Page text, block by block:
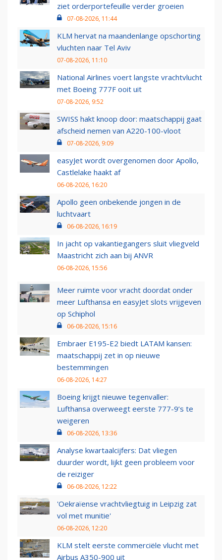
ziet orderportefeuille verder groeien
07-08-2026, 11:44
KLM hervat na maandenlange opschorting
vluchten naar Tel Aviv
07-08-2026, 11:10
National Airlines voert langste vrachtvlucht
met Boeing 777F ooit uit
07-08-2026, 9:52
SWISS hakt knoop door: maatschappij gaat
afscheid nemen van A220-100-vloot
07-08-2026, 9:09
easyJet wordt overgenomen door Apollo,
Castlelake haakt af
06-08-2026, 16:20
Apollo geen onbekende jongen in de
luchtvaart
06-08-2026, 16:19
In jacht op vakantiegangers sluit vliegveld
Maastricht zich aan bij ANVR
06-08-2026, 15:56
Meer ruimte voor vracht doordat onder
meer Lufthansa en easyJet slots vrijgeven
op Schiphol
06-08-2026, 15:16
Embraer E195-E2 biedt LATAM kansen:
maatschappij zet in op nieuwe
bestemmingen
06-08-2026, 14:27
Boeing krijgt nieuwe tegenvaller:
Lufthansa overweegt eerste 777-9’s te
weigeren
06-08-2026, 13:36
Analyse kwartaalcijfers: Dat vliegen
duurder wordt, lijkt geen probleem voor
de reiziger
06-08-2026, 12:22
'Oekraïense vrachtvliegtuig in Leipzig zat
vol met munitie'
06-08-2026, 12:20
KLM stelt eerste commerciële vlucht met
Airbus A350-900 uit